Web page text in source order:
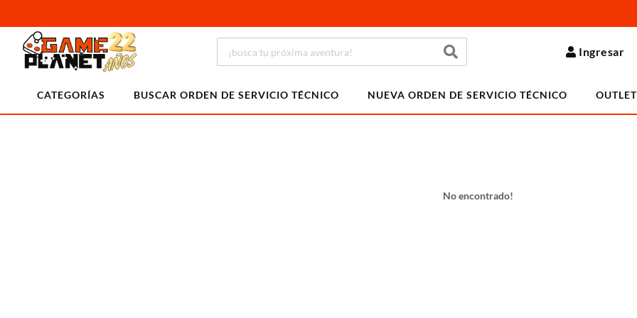
Ingresar
CATEGORÍAS BUSCAR ORDEN DE SERVICIO TÉCNICO NUEVA ORDEN DE SERVICIO TÉCNICO OUTLET
No encontrado!